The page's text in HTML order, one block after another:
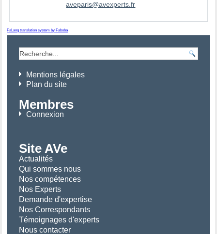
aveparis@avexperts.fr
FaLang translation system by Faboba
Mentions légales
Plan du site
Membres
Connexion
Site AVe
Actualités
Qui sommes nous
Nos compétences
Nos Experts
Demande d'expertise
Nos Correspondants
Témoignages d'experts
Nous contacter